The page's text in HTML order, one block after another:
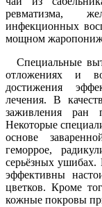
ревматизма,
инфекционных
мощном
Специальные
отложениях и
достижения
лечения. В
заживления ран
Некоторые
основе
геморрое,
серьёзных ушибах.
эффективны
цветков. Кроме
кожные покровы